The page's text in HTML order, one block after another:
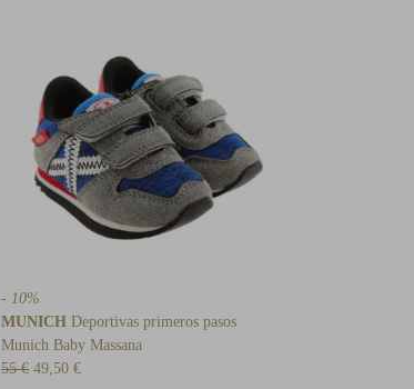
- 10%
MUNICH Deportivas primeros pasos
Munich Baby Massana
55 € 49,50 €